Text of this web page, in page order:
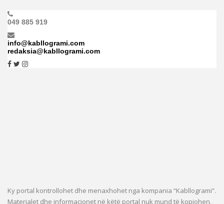
049 885 919
info@kabllogrami.com
redaksia@kabllogrami.com
Ky portal kontrollohet dhe menaxhohet nga kompania “Kabllogrami”.
Materialet dhe informacionet në këtë portal nuk mund të kopjohen,